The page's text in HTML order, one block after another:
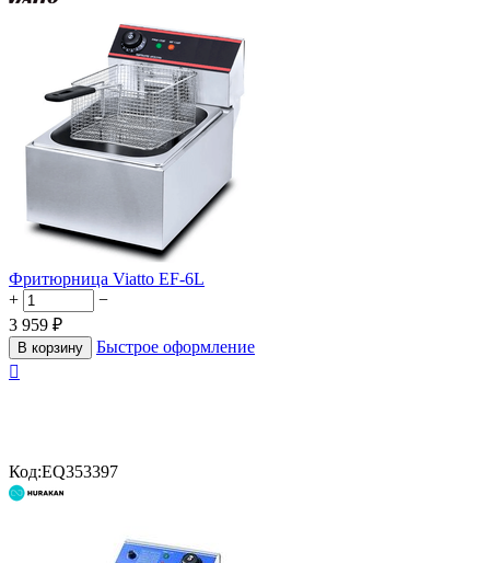
Фритюрница Viatto EF-6L
+
−
3 959 ₽
В корзину
Быстрое оформление

Код:EQ353397